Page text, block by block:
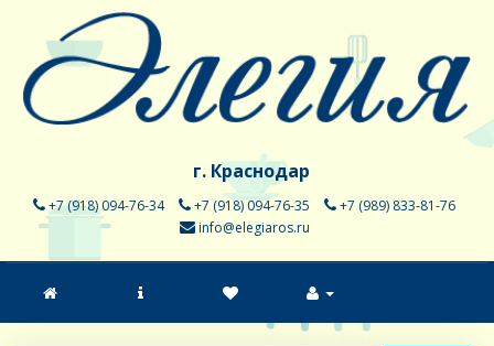
г. Краснодар
+7 (918) 094-76-34 +7 (918) 094-76-35
+7 (989) 833-81-76
info@elegiaros.ru